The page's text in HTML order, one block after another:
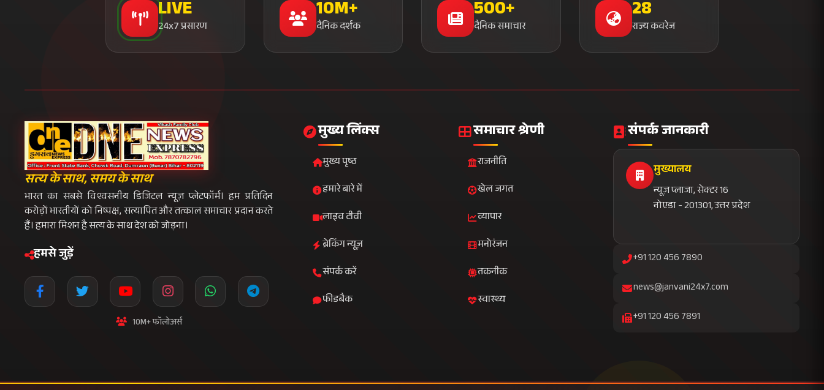
सत्य के साथ, समय के साथ
भारत का सबसे विश्वसनीय डिजिटल न्यूज़ प्लेटफॉर्म। हम प्रतिदिन
करोड़ों भारतीयों को निष्पक्ष, सत्यापित और तत्काल समाचार प्रदान करते
हैं। हमारा मिशन है सत्य के साथ देश को जोड़ना।
हमसे जुड़ें
10M+ फॉलोअर्स
हमारे बारे में
लाइव टीवी
फीडबैक
खेल जगत
व्यापार
स्वास्थ्य
न्यूज़ प्लाजा, सेक्टर 16
+91 120 456 7890
news@janvani24x7.com
+91 120 456 7891
प्रीमियम न्यूज़लेटर
विशेष रिपोर्ट्स और एक्सक्लूसिव समाचार सीधे अपने ईमेल पर प्राप्त करें